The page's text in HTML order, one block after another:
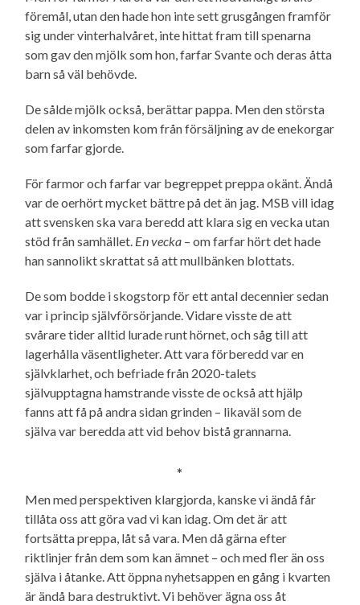
föremål, utan den hade hon inte sett grusgången framför
sig under vinter­halvåret, inte hittat fram till spenarna
som gav den mjölk som hon, farfar Svante och deras åtta
barn så väl behövde.
De sålde mjölk också, berättar pappa. Men den största
delen av inkomsten kom från försäljning av de enekorgar
som farfar gjorde.
För farmor och farfar var begreppet preppa okänt. Ändå
var de oerhört mycket bättre på det än jag. MSB vill idag
att svensken ska vara beredd att klara sig en vecka utan
stöd från samhället. En vecka – om farfar hört det hade
han sannolikt skrattat så att mullbänken blottats.
De som bodde i skogstorp för ett antal decennier sedan
var i princip själv­försörjande. Vidare visste de att
svårare tider alltid lurade runt hörnet, och såg till att
lagerhålla väsentligheter. Att vara förberedd var en
självklarhet, och befriade från 2020-talets
självupptagna hamstrande visste de också att hjälp
fanns att få på andra sidan grinden – likaväl som de
själva var beredda att vid behov bistå grannarna.
*
Men med perspektiven klargjorda, kanske vi ändå får
tillåta oss att göra vad vi kan idag. Om det är att
fortsätta preppa, låt så vara. Men då gärna efter
riktlinjer från dem som kan ämnet – och med fler än oss
själva i åtanke. Att öppna nyhetsappen en gång i kvarten
är ändå bara destruktivt. Vi behöver ägna oss åt